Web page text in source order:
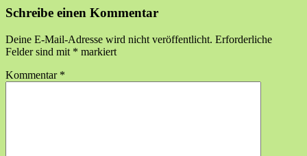
Schreibe einen Kommentar
Deine E-Mail-Adresse wird nicht veröffentlicht. Erforderliche
Felder sind mit * markiert
Kommentar *